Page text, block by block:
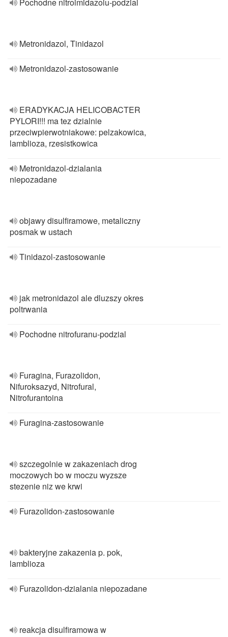
Metronidazol, Tinidazol
Metronidazol-zastosowanie
ERADYKACJA HELICOBACTER
PYLORI!!! ma tez dzialnie
przeciwpierwotniakowe: pelzakowica,
lamblioza, rzesistkowica
Metronidazol-dzialania
niepozadane
objawy disulfiramowe, metaliczny
posmak w ustach
Tinidazol-zastosowanie
jak metronidazol ale dluzszy okres
poltrwania
Pochodne nitrofuranu-podzial
Furagina, Furazolidon,
Nifuroksazyd, Nitrofural,
Nitrofurantoina
Furagina-zastosowanie
szczegolnie w zakazeniach drog
moczowych bo w moczu wyzsze
stezenie niz we krwi
Furazolidon-zastosowanie
bakteryjne zakazenia p. pok,
lamblioza
Furazolidon-dzialania niepozadane
reakcja disulfiramowa w